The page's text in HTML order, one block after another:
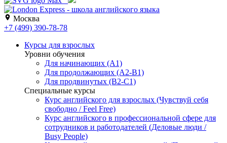
Москва
+7 (499) 390-78-78
Курсы для взрослых
Уровни обучения
Для начинающих (A1)
Для продолжающих (A2-B1)
Для продвинутых (B2-C1)
Специальные курсы
Курс английского для взрослых (Чувствуй себя
свободно / Feel Free)
Курс английского в профессиональной сфере для
сотрудников и работодателей (Деловые люди /
Busy People)